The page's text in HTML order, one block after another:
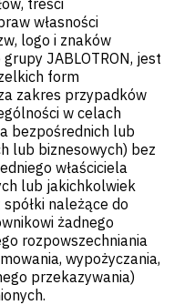
własności
logo i znaków
JABLOTRON, jest
form
zakres przypadków
w celach
bezpośrednich lub
lub biznesowych) bez
właściciela
lub jakichkolwiek
należące do
żadnego
rozpowszechniania
wypożyczania,
przekazywania)